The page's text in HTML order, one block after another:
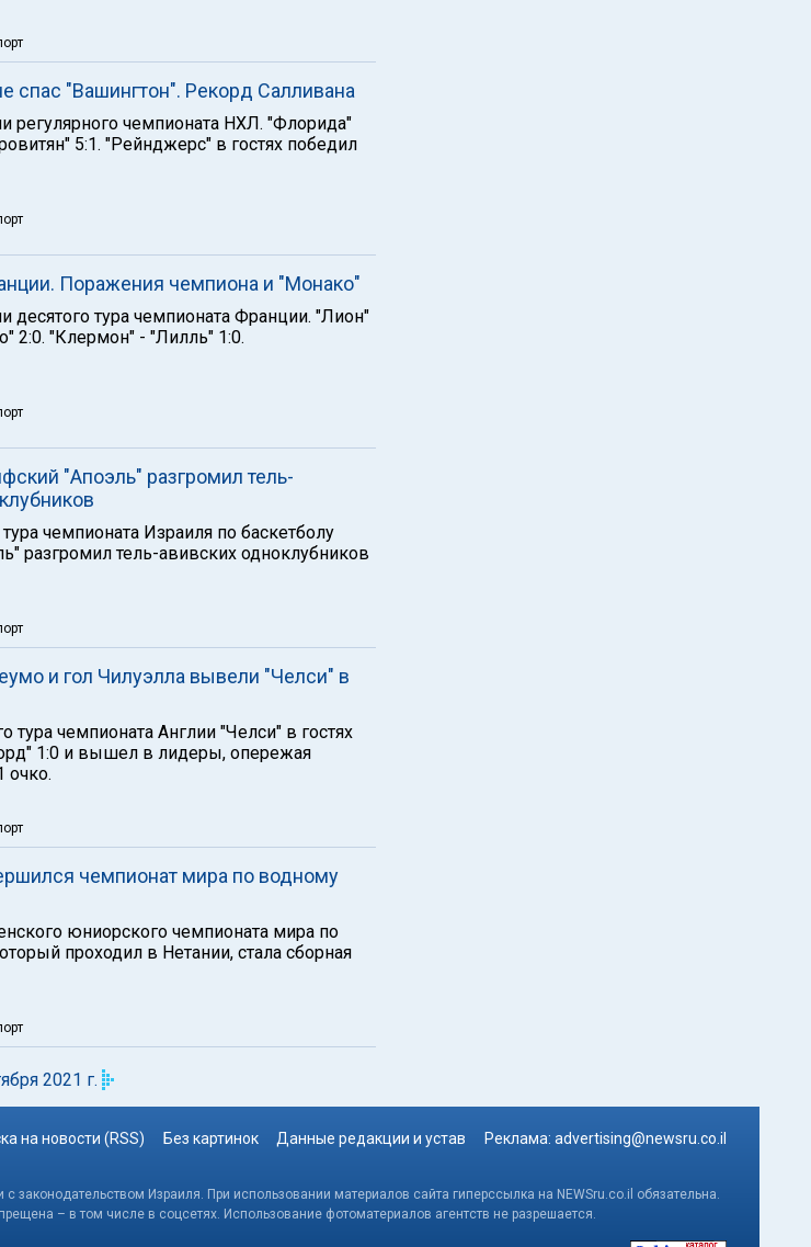
спас "Вашингтон". Рекорд Салливана
регулярного чемпионата НХЛ. "Флорида"
5:1. "Рейнджерс" в гостях победил
Поражения чемпиона и "Монако"
десятого тура чемпионата Франции. "Лион"
2:0. "Клермон" - "Лилль" 1:0.
"Апоэль" разгромил тель-
чемпионата Израиля по баскетболу
разгромил тель-авивских одноклубников
и гол Чилуэлла вывели "Челси" в
тура чемпионата Англии "Челси" в гостях
1:0 и вышел в лидеры, опережая
очко.
чемпионат мира по водному
юниорского чемпионата мира по
проходил в Нетании, стала сборная
2021 г.
на новости (RSS) Без картинок Данные редакции и устав Реклама: advertising@newsru.co.il
законодательством Израиля. При использовании материалов сайта гиперссылка на NEWSru.co.il обязательна.
– в том числе в соцсетях. Использование фотоматериалов агентств не разрешается.